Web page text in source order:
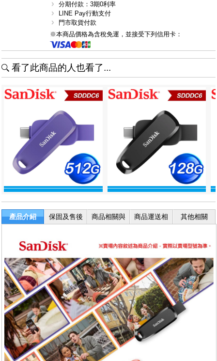
分期付款：3期0利率
LINE Pay行動支付
門市取貨付款
※本商品價格為含稅免運，並接受下列信用卡：
看了此商品的人也看了...
產品介紹
保固及售後
商品相關與
商品運送相
其他相關